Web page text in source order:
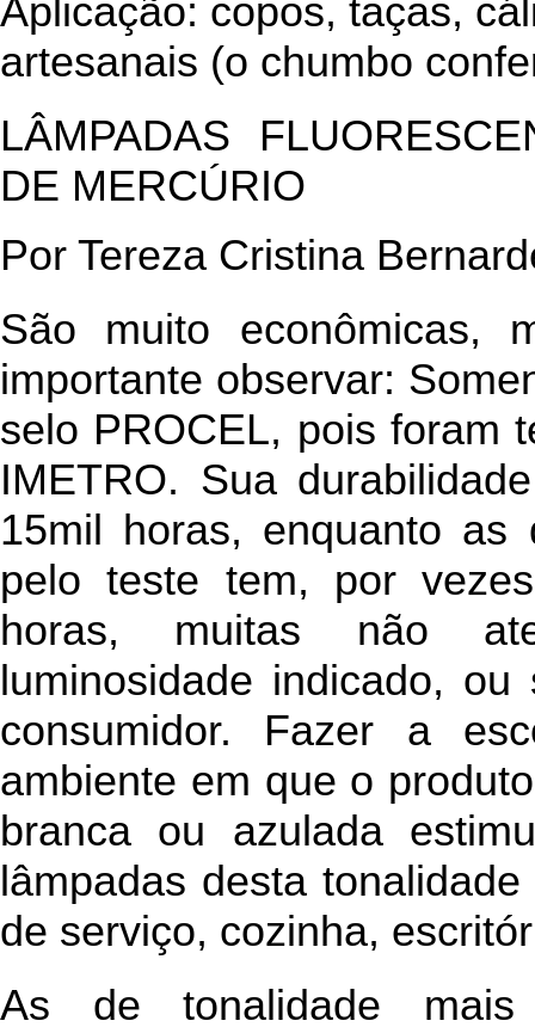
Aplicação: copos, taças,
artesanais (o chumbo
LÂMPADAS
DE MERCÚRIO
Por Tereza Cristina
São muito econômicas,
importante observar:
selo PROCEL, pois foram
IMETRO. Sua
15mil horas, enquanto as
pelo teste tem, por
horas, muitas não
luminosidade indicado,
consumidor. Fazer a
ambiente em que o
branca ou azulada
lâmpadas desta
de serviço, cozinha,
As de tonalidade